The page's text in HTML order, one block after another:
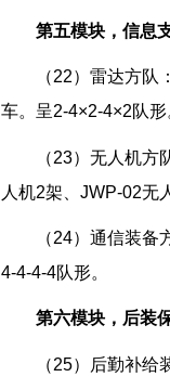
第五模块，信息
（22）雷达方
车。呈2-4×2-4×2队形
（23）无人机
人机2架、JWP-02无
（24）通信装
4-4-4-4队形。
第六模块，后装
（25）后勤补